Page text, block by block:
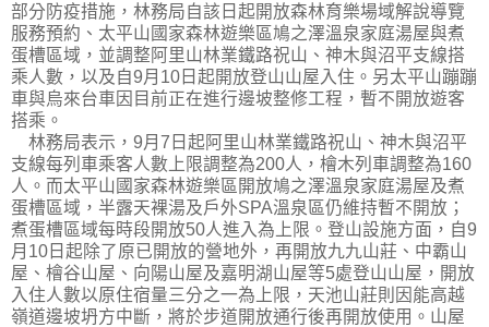
部分防疫措施，林務局自該日起開放森林育樂場域解說導覽
服務預約、太平山國家森林遊樂區鳩之澤溫泉家庭湯屋與煮
蛋槽區域，並調整阿里山林業鐵路祝山、神木與沼平支線搭
乘人數，以及自9月10日起開放登山山屋入住。另太平山蹦蹦
車與烏來台車因目前正在進行邊坡整修工程，暫不開放遊客
搭乘。
林務局表示，9月7日起阿里山林業鐵路祝山、神木與沼平
支線每列車乘客人數上限調整為200人，檜木列車調整為160
人。而太平山國家森林遊樂區開放鳩之澤溫泉家庭湯屋及煮
蛋槽區域，半露天裸湯及戶外SPA溫泉區仍維持暫不開放；
煮蛋槽區域每時段開放50人進入為上限。登山設施方面，自9
月10日起除了原已開放的營地外，再開放九九山莊、中霸山
屋、檜谷山屋、向陽山屋及嘉明湖山屋等5處登山山屋，開放
入住人數以原住宿量三分之一為上限，天池山莊則因能高越
嶺道邊坡坍方中斷，將於步道開放通行後再開放使用。山屋